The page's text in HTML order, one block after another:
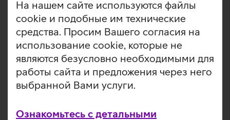
На нашем сайте используются файлы
cookie и подобные им технические
средства. Просим Вашего согласия на
использование cookie, которые не
являются безусловно необходимыми для
работы сайта и предложения через него
выбранной Вами услуги.
Ознакомьтесь с детальными
Гибридное рабочее место
Ноутбук Lenovo или HP 14"и монитор 24–34"